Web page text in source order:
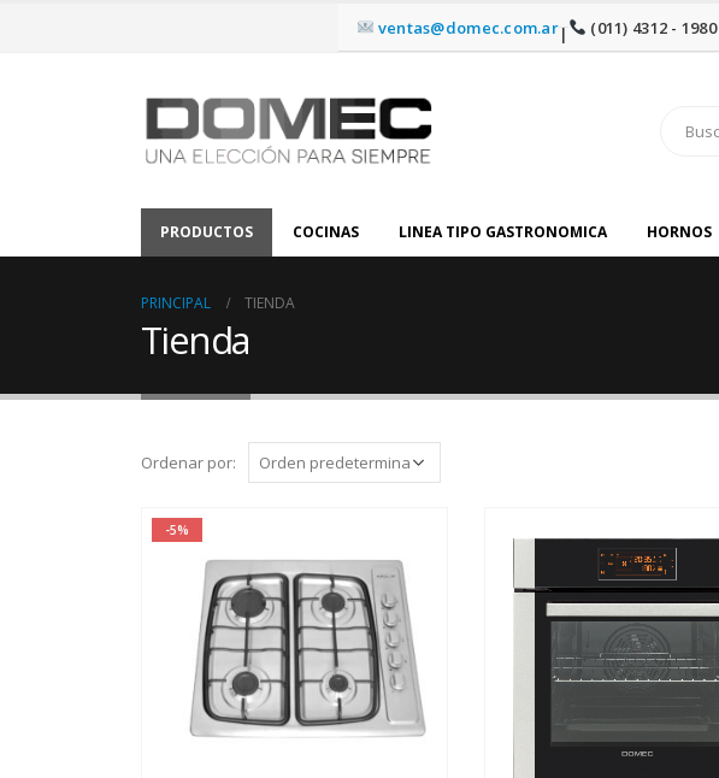
ventas@domec.com.ar| (011) 4312 - 1980
PRODUCTOS COCINAS LINEA TIPO GASTRONOMICA HORNOS
PRINCIPAL TIENDA
Tienda
Ordenar por:
-5%